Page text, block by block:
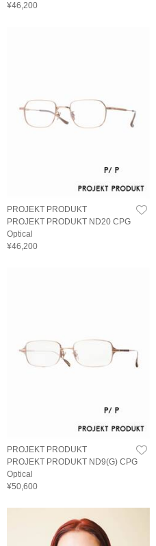
¥46,200
PROJEKT PRODUKT
PROJEKT PRODUKT ND20 CPG
Optical
¥46,200
PROJEKT PRODUKT
PROJEKT PRODUKT ND9(G) CPG
Optical
¥50,600